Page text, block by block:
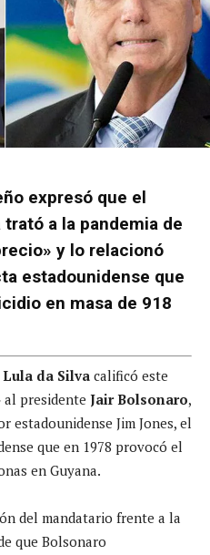
expresó que el
a la pandemia de
y lo relacionó
estadounidense que
en masa de 918
da Silvacalificó este
al presidente Jair Bolsonaro,
estadounidense Jim Jones, el
que en 1978 provocó el
en Guyana.
del mandatario frente a la
que Bolsonaro